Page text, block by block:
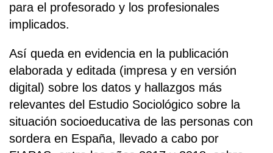
para el profesorado y los profesionales
implicados.
Así queda en evidencia en la publicación
elaborada y editada (impresa y en versión
digital) sobre los datos y hallazgos más
relevantes del Estudio Sociológico sobre la
situación socioeducativa de las personas con
sordera en España, llevado a cabo por